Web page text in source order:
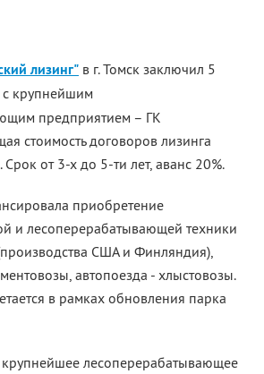
лизинг" в г. Томск заключил 5
с крупнейшим
предприятием – ГК
стоимость договоров лизинга
от 3-х до 5-ти лет, аванс 20%.
приобретение
и лесоперерабатывающей техники
США и Финляндия),
автопоезда - хлыстовозы.
в рамках обновления парка
лесоперерабатывающее